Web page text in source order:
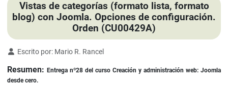
Vistas de categorías (formato lista, formato
blog) con Joomla. Opciones de configuración.
Orden (CU00429A)
Detalles
Escrito por: Mario R. Rancel
Resumen: Entrega nº28 del curso Creación y administración web: Joomla
desde cero.